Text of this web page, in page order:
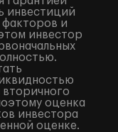
инвестиций
и
инвестор
оценка
инвестора
оценке.